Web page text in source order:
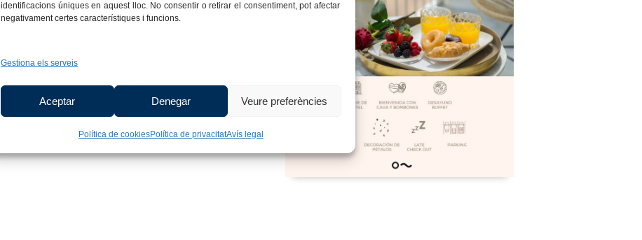
identificacions úniques en aquest lloc. No consentir o retirar el consentiment, pot afectar
negativament certes característiques i funcions.
Gestiona els serveis
Aceptar Denegar Veure preferències
Política de cookiesPolítica de privacitatAvís legal